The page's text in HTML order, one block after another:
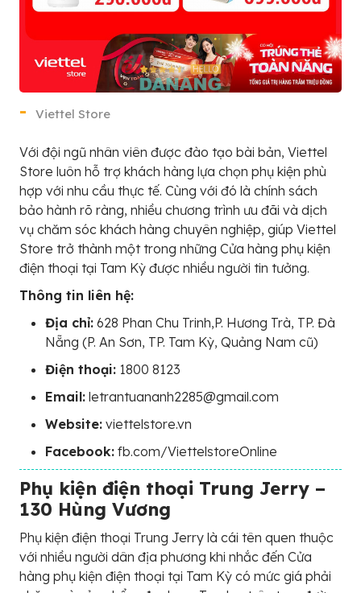
Viettel Store
Với đội ngũ nhân viên được đào tạo bài bản, Viettel
Store luôn hỗ trợ khách hàng lựa chọn phụ kiện phù
hợp với nhu cầu thực tế. Cùng với đó là chính sách
bảo hành rõ ràng, nhiều chương trình ưu đãi và dịch
vụ chăm sóc khách hàng chuyên nghiệp, giúp Viettel
Store trở thành một trong những Cửa hàng phụ kiện
điện thoại tại Tam Kỳ được nhiều người tin tưởng.
Thông tin liên hệ:
Địa chỉ: 628 Phan Chu Trinh,P. Hương Trà, TP. Đà
Nẵng (P. An Sơn, TP. Tam Kỳ, Quảng Nam cũ)
Điện thoại: 1800 8123
Email: letrantuananh2285@gmail.com
Website: viettelstore.vn
Facebook: fb.com/ViettelstoreOnline
Phụ kiện điện thoại Trung Jerry –
130 Hùng Vương
Phụ kiện điện thoại Trung Jerry là cái tên quen thuộc
với nhiều người dân địa phương khi nhắc đến Cửa
hàng phụ kiện điện thoại tại Tam Kỳ có mức giá phải